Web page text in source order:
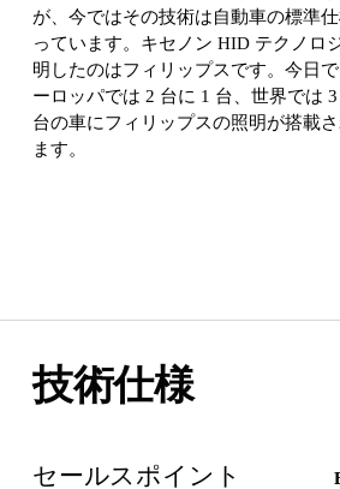
が、今ではその技術は自動車の標準
っています。キセノン HID テクノロ
明したのはフィリップスです。今日
ーロッパでは 2 台に 1 台、世界では
台の車にフィリップスの照明が搭載
ます。
技術仕様
セールスポイント